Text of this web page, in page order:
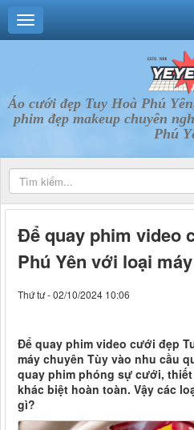
Áo cưới đẹp Tuy Hoà Phú
phim đẹp makeup chuyên
Phú
Để quay phim video
Phú Yên với loại
Thứ tư - 02/10/2024 10:06
Để quay phim video cưới đẹp
máy chuyên Tùy vào nhu cầu
quay phim phóng sự cưới,
khác biệt hoàn toàn. Vậy các
gì?